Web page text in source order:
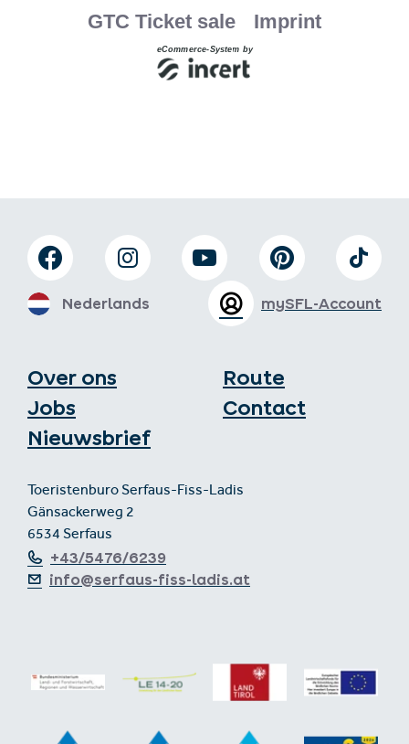
Over ons
Jobs
Nieuwsbrief
Route
Contact
Toeristenburo Serfaus-Fiss-Ladis
Gänsackerweg 2
6534 Serfaus
+43/5476/6239
info@serfaus-fiss-ladis.at
mySFL-Account
Nederlands